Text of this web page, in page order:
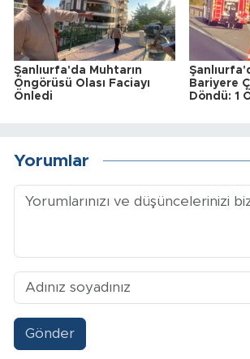
Şanlıurfa'da Muhtarın
Öngörüsü Olası Faciayı
Önledi
Bariyere
Döndü: 1
Yorumlar
Gönder